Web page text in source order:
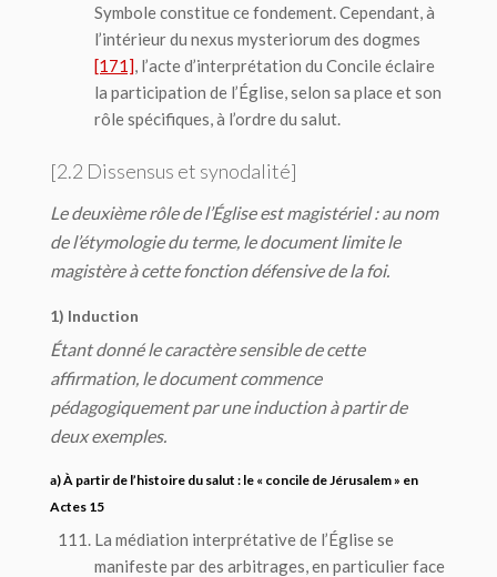
Symbole constitue ce fondement. Cependant, à
l’intérieur du nexus mysteriorum des dogmes
[171] , l’acte d’interprétation du Concile éclaire
la participation de l’Église, selon sa place et son
rôle spécifiques, à l’ordre du salut.
[2.2 Dissensus et synodalité]
Le deuxième rôle de l’Église est magistériel : au nom
de l’étymologie du terme, le document limite le
magistère à cette fonction défensive de la foi.
1) Induction
Étant donné le caractère sensible de cette
affirmation, le document commence
pédagogiquement par une induction à partir de
deux exemples.
a) À partir de l’histoire du salut : le « concile de Jérusalem » en
Actes 15
La médiation interprétative de l’Église se
manifeste par des arbitrages, en particulier face